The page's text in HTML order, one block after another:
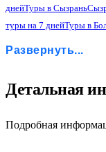
днейТуры в Сызрань
туры на 7 днейТуры в
Свияжск: туры на 7 дней
Развернуть...
Детальная
Подробная